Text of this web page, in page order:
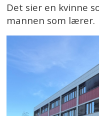
Det sier en kvinne
mannen som lærer.